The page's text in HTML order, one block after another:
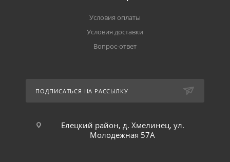
Условия оплаты
Условия доставки
Вопрос-ответ
ПОДПИСАТЬСЯ НА РАССЫЛКУ
Елецкий район, д. Хмелинец, ул.
Молодежная 57А